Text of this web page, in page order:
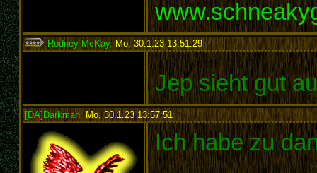
Rodney McKay, Mo, 30.1.23 13:51:29:
Jep sieht gut
[DA]Darkman, Mo, 30.1.23 13:57:51 :
Ich habe zu